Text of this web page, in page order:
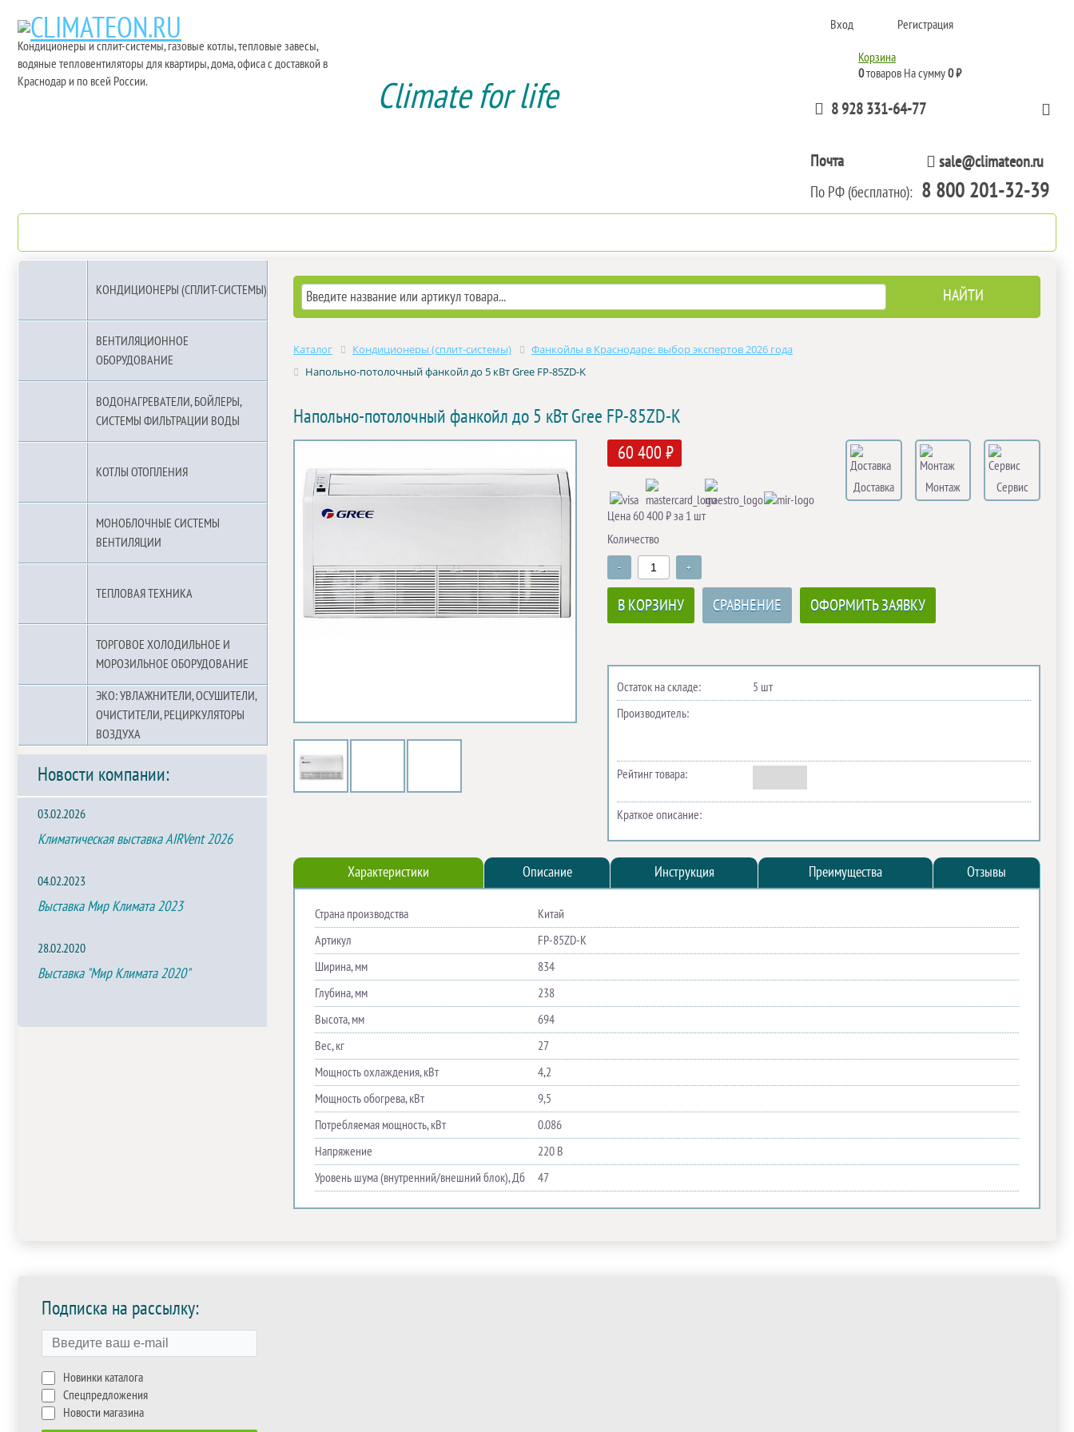
Кондиционеры и сплит-системы, газовые котлы, тепловые завесы,
водяные тепловентиляторы для квартиры, дома, офиса с доставкой в
Краснодар и по всей России.
Climate for life
Вход Регистрация
Корзина
0товаров На сумму0 ₽
8 928 331-64-77
Почта sale@climateon.ru
По РФ (бесплатно): 8 800 201-32-39
КОНДИЦИОНЕРЫ (СПЛИТ-СИСТЕМЫ)
ВЕНТИЛЯЦИОННОЕ
ОБОРУДОВАНИЕ
ВОДОНАГРЕВАТЕЛИ, БОЙЛЕРЫ,
СИСТЕМЫ ФИЛЬТРАЦИИ ВОДЫ
КОТЛЫ ОТОПЛЕНИЯ
МОНОБЛОЧНЫЕ СИСТЕМЫ
ВЕНТИЛЯЦИИ
ТЕПЛОВАЯ ТЕХНИКА
ТОРГОВОЕ ХОЛОДИЛЬНОЕ И
МОРОЗИЛЬНОЕ ОБОРУДОВАНИЕ
ЭКО: УВЛАЖНИТЕЛИ, ОСУШИТЕЛИ,
ОЧИСТИТЕЛИ, РЕЦИРКУЛЯТОРЫ
ВОЗДУХА
Новости компании:
03.02.2026
Климатическая выставка AIRVent 2026
04.02.2023
Выставка Мир Климата 2023
28.02.2020
Выставка "Мир Климата 2020"
Каталог Кондиционеры (сплит-системы)
Фанкойлы в Краснодаре: выбор экспертов 2026 года
Напольно-потолочный фанкойл до 5 кВт Gree FP-85ZD-K
Напольно-потолочный фанкойл до 5 кВт Gree FP-85ZD-K
60 400 ₽
Доставка Монтаж
Сервис
Цена 60 400 ₽ за 1 шт
Количество
- +
В КОРЗИНУ СРАВНЕНИЕ ОФОРМИТЬ ЗАЯВКУ
Остаток на складе:
5 шт
Производитель:
Рейтинг товара:
Краткое описание:
Характеристики Описание Инструкция Преимущества Отзывы
Страна производства
Китай
Артикул
FP-85ZD-K
Ширина, мм
834
Глубина, мм
238
Высота, мм
694
Вес, кг
27
Мощность охлаждения, кВт
4,2
Мощность обогрева, кВт
9,5
Потребляемая мощность, кВт
0.086
Напряжение
220 В
Уровень шума (внутренний/внешний блок), Дб
47
Подписка на рассылку:
Новинки каталога
Спецпредложения
Новости магазина